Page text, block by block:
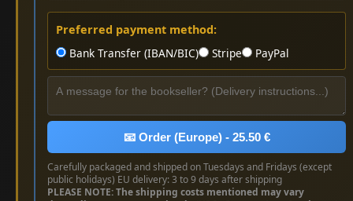
Preferred payment method:
Bank Transfer (IBAN/BIC)
Stripe PayPal
📧 Order (Europe) - 25.50 €
Carefully packaged and shipped on Tuesdays and Fridays (except
public holidays) EU delivery: 3 to 9 days after shipping
PLEASE NOTE: The shipping costs mentioned may vary